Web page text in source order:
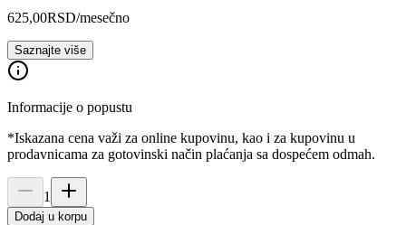
625,00RSD/mesečno
Saznajte više
Informacije o popustu
*Iskazana cena važi za online kupovinu, kao i za kupovinu u
prodavnicama za gotovinski način plaćanja sa dospećem odmah.
1
Dodaj u korpu